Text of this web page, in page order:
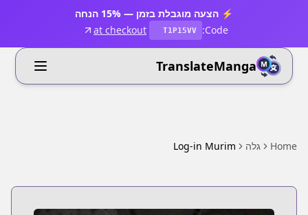
⚡ הצעה מוגבלת בזמן — 15% הנחה
Code:
T1P15VV
at checkout
TranslateManga
Home גלה Log-in Murim